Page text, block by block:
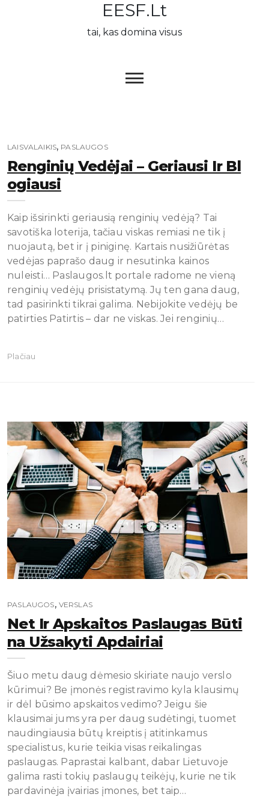
EESF.lt
tai, kas domina visus
LAISVALAIKIS, PASLAUGOS
Renginių Vedėjai – Geriausi Ir Bl
Ogiausi
Kaip išsirinkti geriausią renginių vedėją? Tai
savotiška loterija, tačiau viskas remiasi ne tik į
nuojautą, bet ir į piniginę. Kartais nusižiūrėtas
vedėjas paprašo daug ir nesutinka kainos
nuleisti… Paslaugos.lt portale radome ne vieną
renginių vedėjų prisistatymą. Jų ten gana daug,
tad pasirinkti tikrai galima. Nebijokite vedėjų be
patirties Patirtis – dar ne viskas. Jei renginių…
Plačiau
PASLAUGOS, VERSLAS
Net Ir Apskaitos Paslaugas Būti
Na Užsakyti Apdairiai
Šiuo metu daug dėmesio skiriate naujo verslo
kūrimui? Be įmonės registravimo kyla klausimų
ir dėl būsimo apskaitos vedimo? Jeigu šie
klausimai jums yra per daug sudėtingi, tuomet
naudingiausia būtų kreiptis į atitinkamus
specialistus, kurie teikia visas reikalingas
paslaugas. Paprastai kalbant, dabar Lietuvoje
galima rasti tokių paslaugų teikėjų, kurie ne tik
pardavinėja įvairias įmones, bet taip…